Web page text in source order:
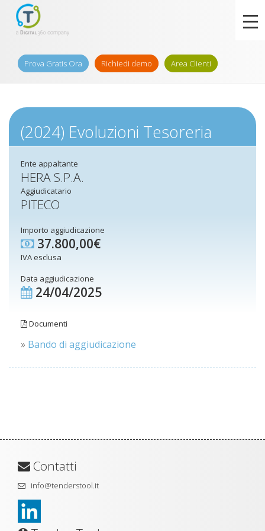
Prova Gratis Ora Richiedi demo Area Clienti
(2024) Evoluzioni Tesoreria
Ente appaltante
HERA S.P.A.
Aggiudicatario
PITECO
Importo aggiudicazione
37.800,00€
IVA esclusa
Data aggiudicazione
24/04/2025
Documenti
» Bando di aggiudicazione
Contatti
info@tenderstool.it